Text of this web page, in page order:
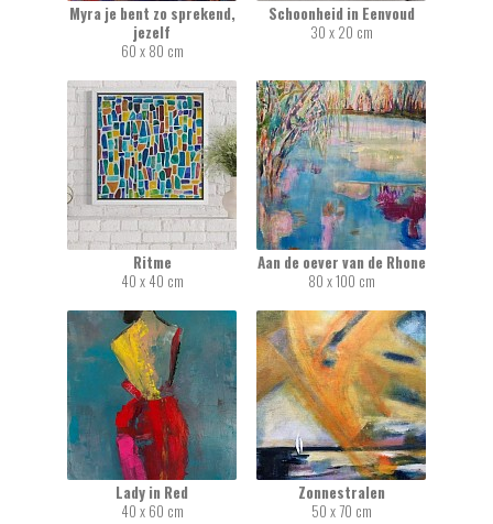
Myra je bent zo sprekend,
jezelf
60 x 80 cm
Schoonheid in Eenvoud
30 x 20 cm
Ritme
40 x 40 cm
Aan de oever van de Rhone
80 x 100 cm
Lady in Red
40 x 60 cm
Zonnestralen
50 x 70 cm